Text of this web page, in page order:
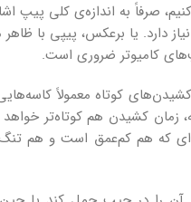
صرفاً به اندازه‌ی کلی پیپ
دارد. یا برعکس، پیپی با
کامیوتر ضروری است.
کوتاه معمولاً
کشیدن هم کوتاه‌تر خواهد
که هم کم‌عمق است و هم